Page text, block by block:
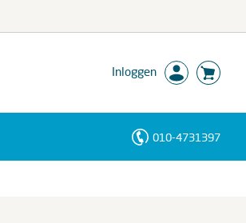
Inloggen
010-4731397